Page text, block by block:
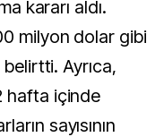
kararı aldı.
milyon dolar gibi
Ayrıca,
hafta içinde
sayısının